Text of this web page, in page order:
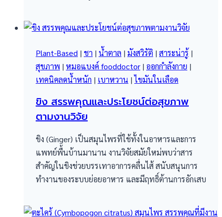
Plant-Based | ชา | น้ำตาล | มังสวิรัติ | สาระน่ารู้ |
สุขภาพ | หมอแบงค์ fooddoctor | ออกกำลังกาย |
เทคนิคลดน้ำหนัก | เบาหวาน |ไขมันในเลือด
ขิง สรรพคุณและประโยชน์ต่อสุขภาพ
ตามงานวิจัย
ขิง (Ginger) เป็นสมุนไพรที่ใช้ทั้งในอาหารและการ
แพทย์พื้นบ้านมานาน งานวิจัยสมัยใหม่พบว่าสาร
สำคัญในขิงช่วยบรรเทาอาการคลื่นไส้ สนับสนุนการ
ทำงานของระบบย่อยอาหาร และมีฤทธิ์ต้านการอักเสบ